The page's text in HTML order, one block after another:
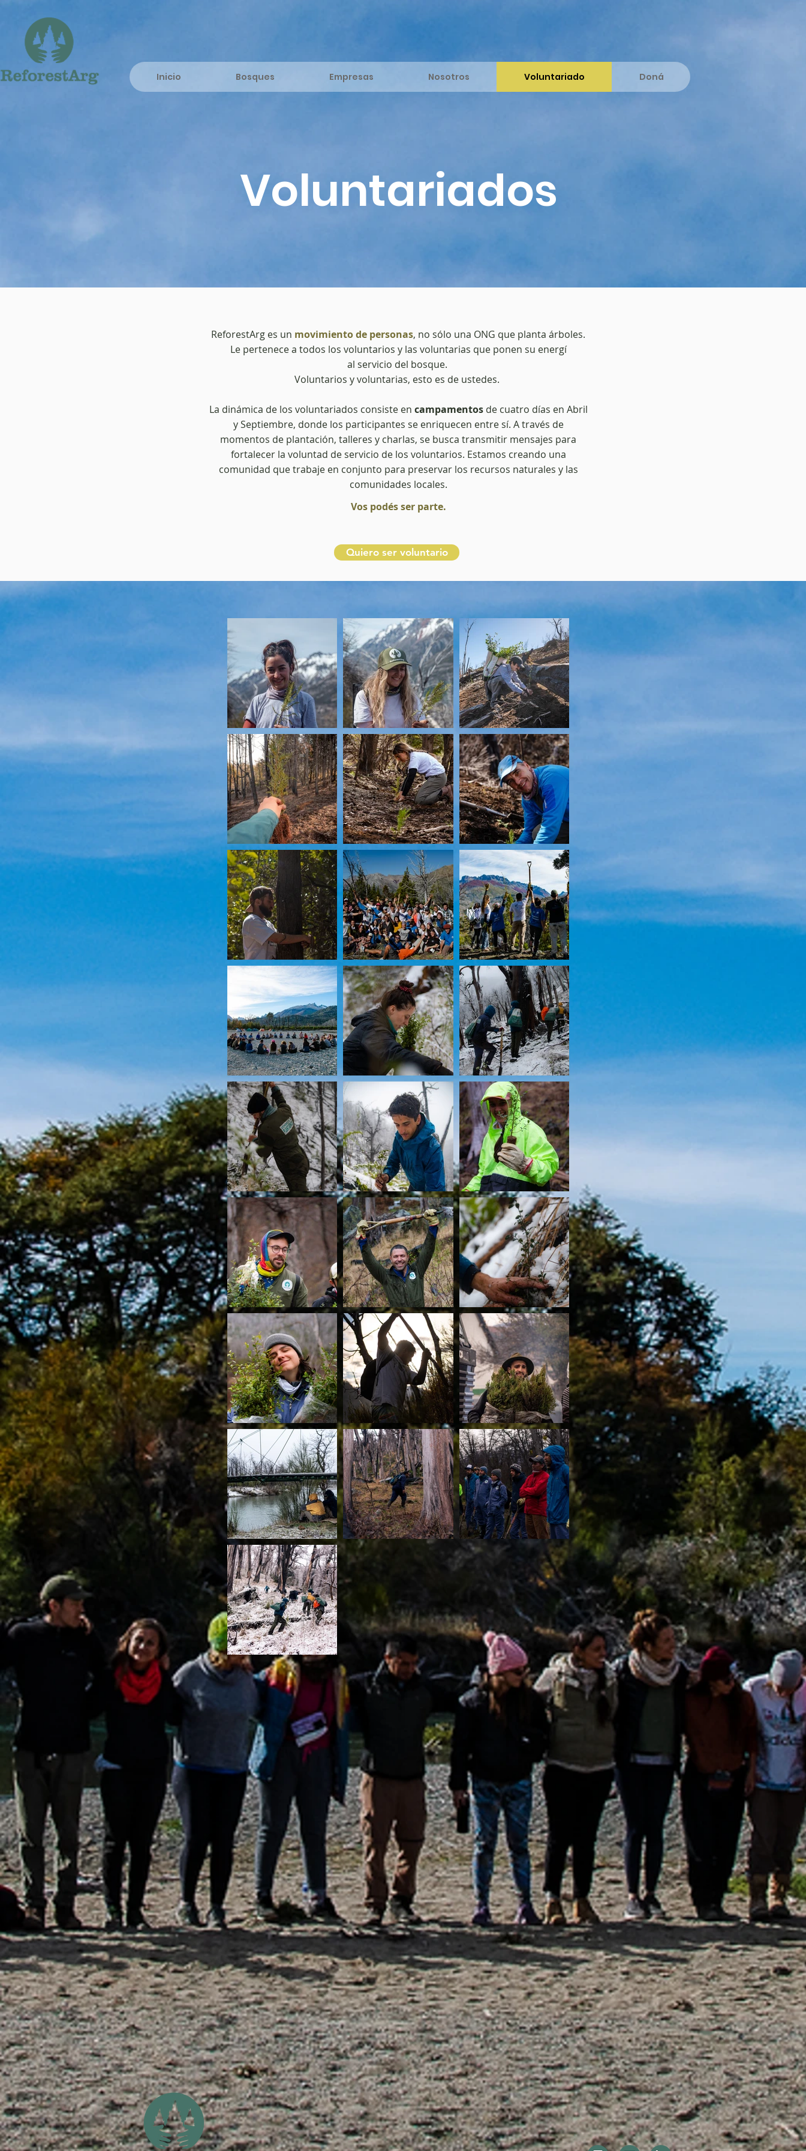
Inicio Bosques Empresas Nosotros Voluntariado Doná
Voluntariados
ReforestArg es un movimiento de personas, no sólo una ONG que planta árboles.
Le pertenece a todos los voluntarios y las voluntarias que ponen su energí
al servicio del bosque.
Voluntarios y voluntarias, esto es de ustedes.
La dinámica de los voluntariados consiste en campamentosde cuatro días en Abril
y Septiembre, donde los participantes se enriquecen entre sí. A través de
momentos de plantación, talleres y charlas, se busca transmitir mensajes para
fortalecer la voluntad de servicio de los voluntarios. Estamos creando una
comunidad que trabaje en conjunto para preservar los recursos naturales y las
comunidades locales.
Vos podés ser parte.
Quiero ser voluntario